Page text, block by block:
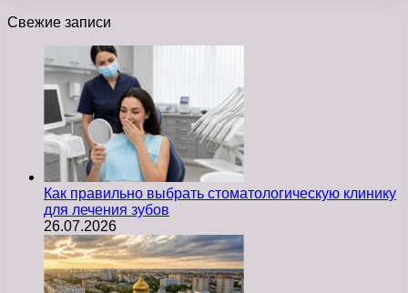
Свежие записи
Как правильно выбрать стоматологическую клинику
для лечения зубов
26.07.2026